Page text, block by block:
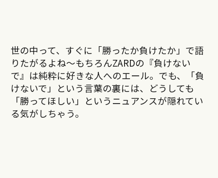
世の中って、すぐに「勝ったか負けたか」で語
りたがるよね～もちろんZARDの『負けない
で』は純粋に好きな人へのエール。でも、「負
けないで」という言葉の裏には、どうしても
「勝ってほしい」というニュアンスが隠れてい
る気がしちゃう。